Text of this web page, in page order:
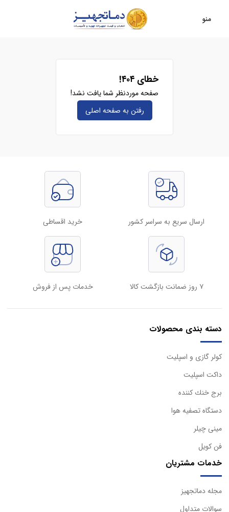
منو
خطای ۴۰۴!
صفحه موردنظر شما یافت نشد!
رفتن به صفحه‌ اصلی
ارسال سریع به سراسر کشور خرید اقساطی
۷ روز ضمانت بازگشت کالا خدمات پس از فروش
دسته بندی محصولات
كولر گازی و اسپليت
داكت اسپليت
برج خنك كننده
دستگاه تصفيه هوا
مینی چیلر
فن کویل
خدمات مشتریان
مجله دماتجهیز
سوالات متداول